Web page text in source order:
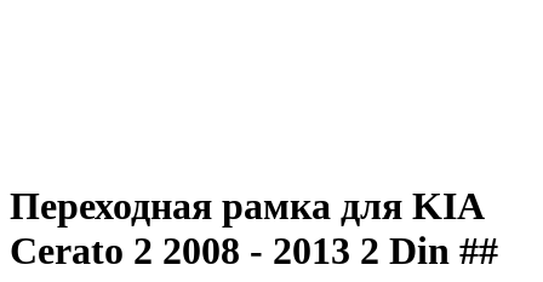
Переходная рамка для KIA
Cerato 2 2008 - 2013 2 Din ##